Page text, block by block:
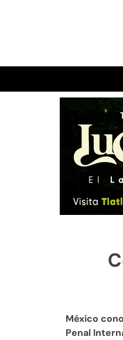
México
Penal